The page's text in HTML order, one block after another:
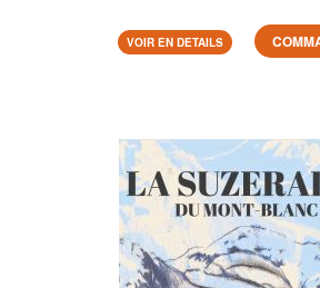
VOIR EN DETAILS